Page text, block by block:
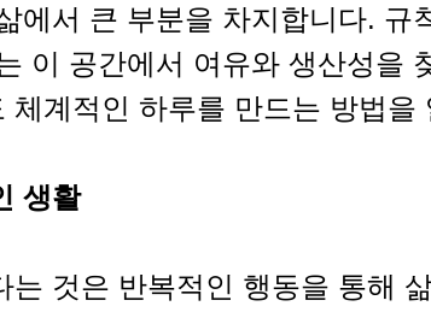
에서 큰 부분을 차지합니다. 규
이 공간에서 여유와 생산성을
체계적인 하루를 만드는 방법을
생활
는 것은 반복적인 행동을 통해